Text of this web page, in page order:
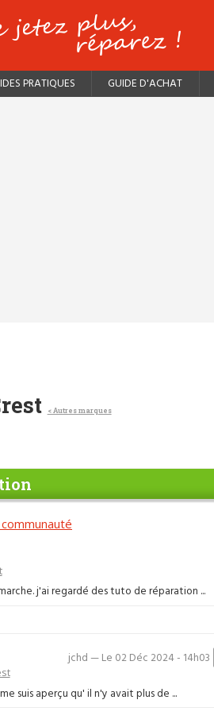
PRATIQUES GUIDE D'ACHAT
< Autres marques
j'ai regardé des tuto de réparation ...
jchd — Le 02 Déc 2024 - 14h03
suis aperçu qu' il n'y avait plus de ...